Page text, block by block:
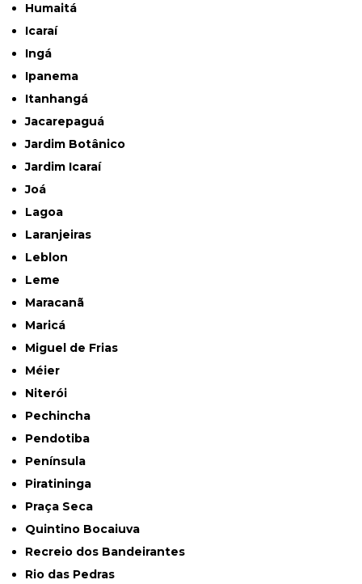
Humaitá
Icaraí
Ingá
Ipanema
Itanhangá
Jacarepaguá
Jardim Botânico
Jardim Icaraí
Joá
Lagoa
Laranjeiras
Leblon
Leme
Maracanã
Maricá
Miguel de Frias
Méier
Niterói
Pechincha
Pendotiba
Península
Piratininga
Praça Seca
Quintino Bocaiuva
Recreio dos Bandeirantes
Rio das Pedras